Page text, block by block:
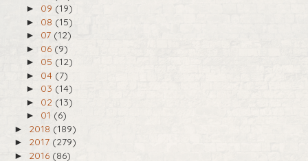
► 09 (19)
► 08 (15)
► 07 (12)
► 06 (9)
► 05 (12)
► 04 (7)
► 03 (14)
► 02 (13)
► 01 (6)
► 2018 (189)
► 2017 (279)
► 2016 (86)